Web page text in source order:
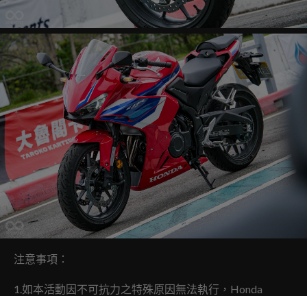
注意事項：
1.如本活動因不可抗力之特殊原因無法執行，Honda